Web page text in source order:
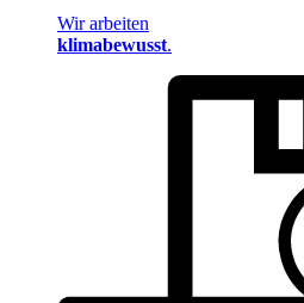
Wir arbeiten
klimabewusst.